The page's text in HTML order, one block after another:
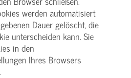
werden automatisiert
Dauer gelöscht, die
unterscheiden kann. Sie
in den
Ihres Browsers